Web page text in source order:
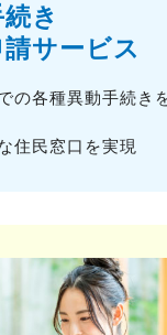
き
サービス
の各種異動手続き
住民窓口を実現